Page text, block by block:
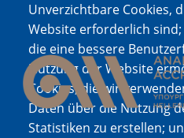
Unverzichtbare Cookies,
Website erforderlich
die eine bessere
Nutzung der Website
Cookies, die wir
Daten über die Nutzung
Statistiken zu erstellen;
Bild